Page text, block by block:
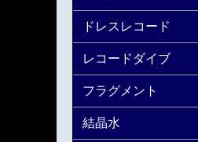
ドレスレコード
レコードダイブ
フラグメント
結晶水